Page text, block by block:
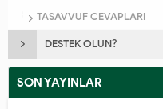
TASAVVUF CEVAPLARI
DESTEK OLUN?
SON YAYINLAR